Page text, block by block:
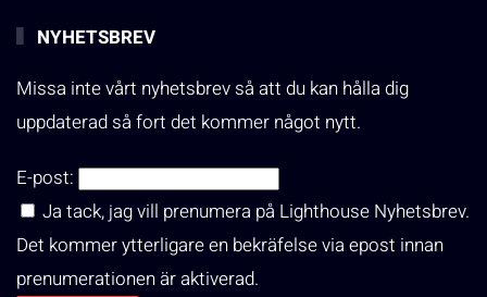
NYHETSBREV
Missa inte vårt nyhetsbrev så att du kan hålla dig
uppdaterad så fort det kommer något nytt.
E-post:
Ja tack, jag vill prenumera på Lighthouse Nyhetsbrev.
Det kommer ytterligare en bekräfelse via epost innan
prenumerationen är aktiverad.